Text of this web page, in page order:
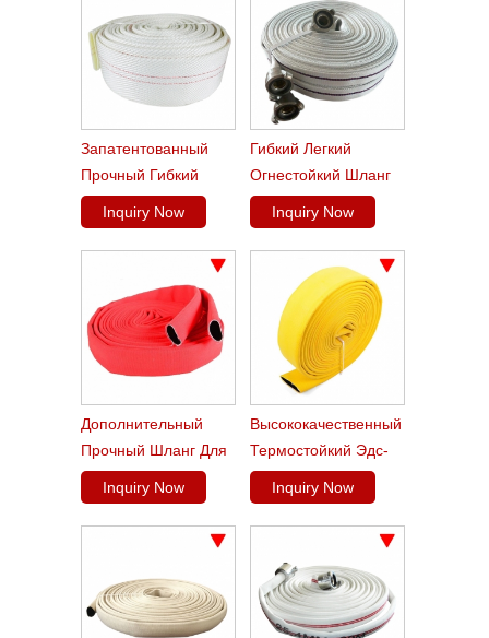
Запатентованный
Прочный Гибкий
Жирный Саржевый
Пвх-Шланг
Inquiry Now
Гибкий Легкий
Огнестойкий Шланг
Inquiry Now
Дополнительный
Прочный Шланг Для
Пожаротушения С
Двойной
Устойчивостью К
Inquiry Now
Высококачественный
Термостойкий Эдс-
Пожарный Шланг
Inquiry Now